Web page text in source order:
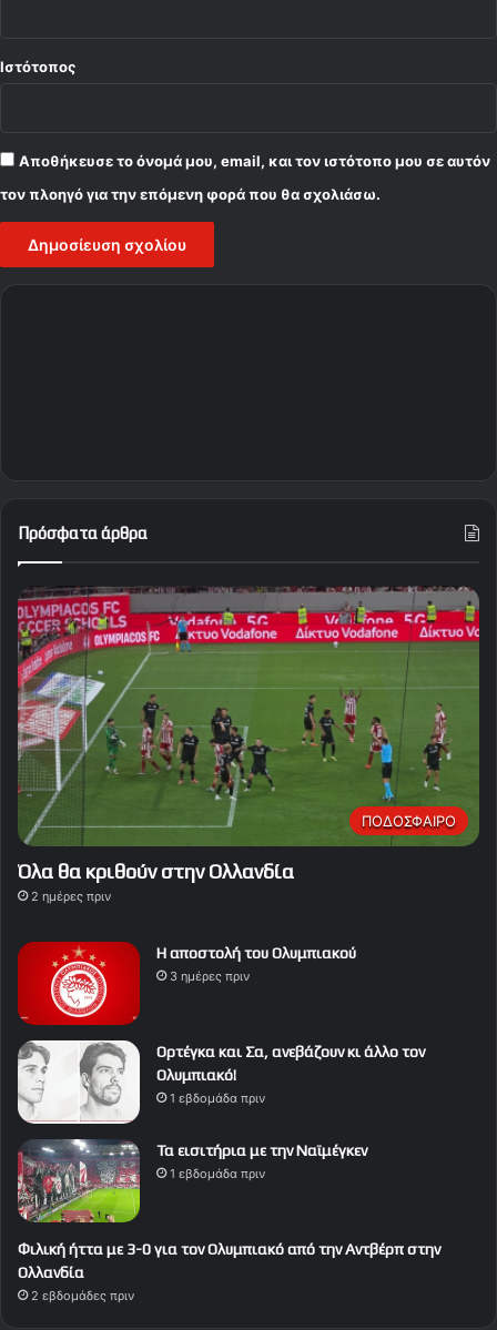
Ιστότοπος
Αποθήκευσε το όνομά μου, email, και τον ιστότοπο μου σε αυτόν
τον πλοηγό για την επόμενη φορά που θα σχολιάσω.
Πρόσφατα άρθρα
ΠΟΔΟΣΦΑΙΡΟ
Όλα θα κριθούν στην Ολλανδία
2 ημέρες πριν
Η αποστολή του Ολυμπιακού
3 ημέρες πριν
Ορτέγκα και Σα, ανεβάζουν κι άλλο τον
Ολυμπιακό!
1 εβδομάδα πριν
Τα εισιτήρια με την Ναϊμέγκεν
1 εβδομάδα πριν
Φιλική ήττα με 3-0 για τον Ολυμπιακό από την Αντβέρπ στην
Ολλανδία
2 εβδομάδες πριν